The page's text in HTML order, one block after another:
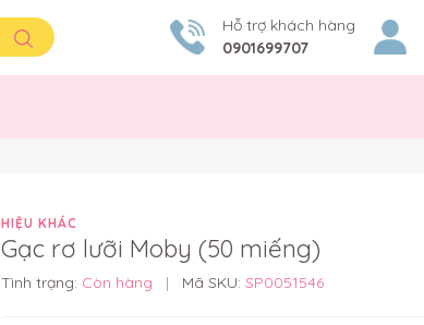
Hỗ trợ khách hàng
0901699707
HIỆU KHÁC
Gạc rơ lưỡi Moby (50 miếng)
Tình trạng: Còn hàng | Mã SKU: SP0051546